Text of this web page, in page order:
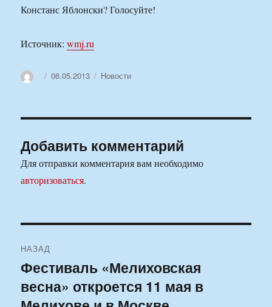
Констанс Яблонски? Голосуйте!
Источник:wmj.ru
АвторОпубликовано
06.05.2013 Рубрики
Новости
Добавить комментарий
Для отправки комментария вам необходимо
авторизоваться.
по
записям
НАЗАД
Предыдущая
запись:
Фестиваль «Мелиховская
весна» откроется 11 мая в